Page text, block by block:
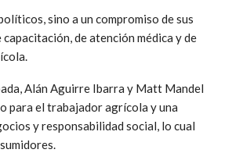
sino a un compromiso de sus
de atención médica y de
Alán Aguirre Ibarra y Matt Mandel
para el trabajador agrícola y una
y responsabilidad social, lo cual